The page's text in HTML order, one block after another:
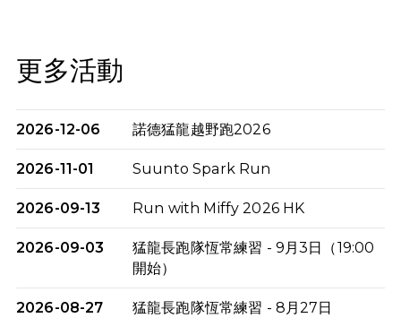
更多活動
2026-12-06 諾德猛龍越野跑2026
2026-11-01 Suunto Spark Run
2026-09-13 Run with Miffy 2026 HK
2026-09-03
猛龍長跑隊恆常練習 - 9月3日（19:00
開始）
2026-08-27
猛龍長跑隊恆常練習 - 8月27日